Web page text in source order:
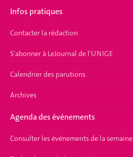
Infos pratiques
Contacter la rédaction
S'abonner à LeJournal de l'UNIGE
Calendrier des parutions
Archives
Agenda des événements
Consulter les événements de la semaine